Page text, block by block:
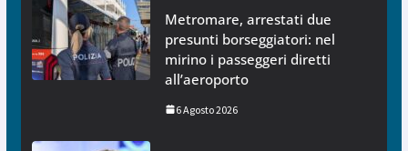
Metromare, arrestati due
presunti borseggiatori: nel
mirino i passeggeri diretti
all’aeroporto
6 Agosto 2026